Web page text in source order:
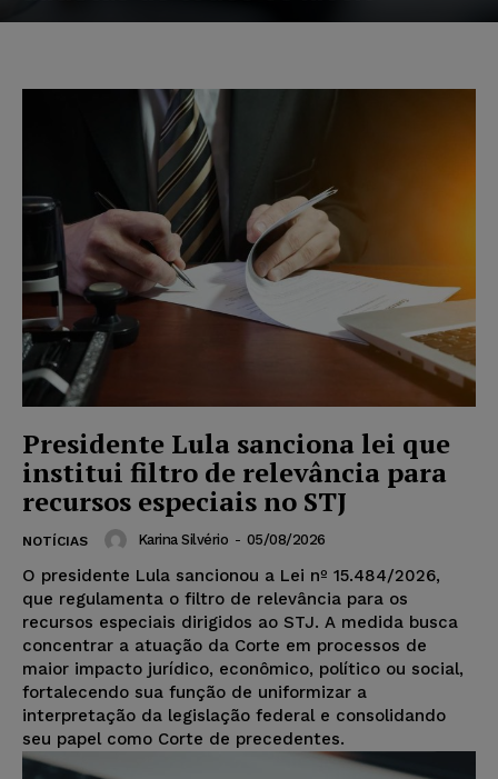
Presidente Lula sanciona lei que
institui filtro de relevância para
recursos especiais no STJ
NOTÍCIAS Karina Silvério - 05/08/2026
O presidente Lula sancionou a Lei nº 15.484/2026,
que regulamenta o filtro de relevância para os
recursos especiais dirigidos ao STJ. A medida busca
concentrar a atuação da Corte em processos de
maior impacto jurídico, econômico, político ou social,
fortalecendo sua função de uniformizar a
interpretação da legislação federal e consolidando
seu papel como Corte de precedentes.